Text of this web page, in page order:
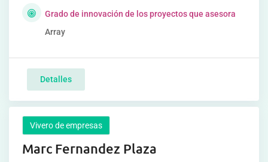
Grado de innovación de los proyectos que asesora
Array
Detalles
Vivero de empresas
Marc Fernandez Plaza